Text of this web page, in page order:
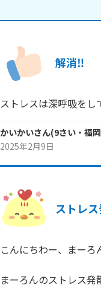
解消‼️
ストレスは深呼吸をし
かいかいさん(9さい・ 福岡
2025年2月9日
ストレス
こんにちわー、まーろ
まーろんのストレス発